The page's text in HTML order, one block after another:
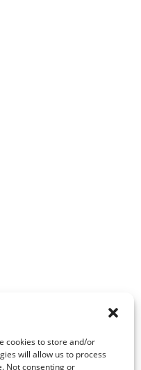
cookies to store and/or
will allow us to process
Not consenting or